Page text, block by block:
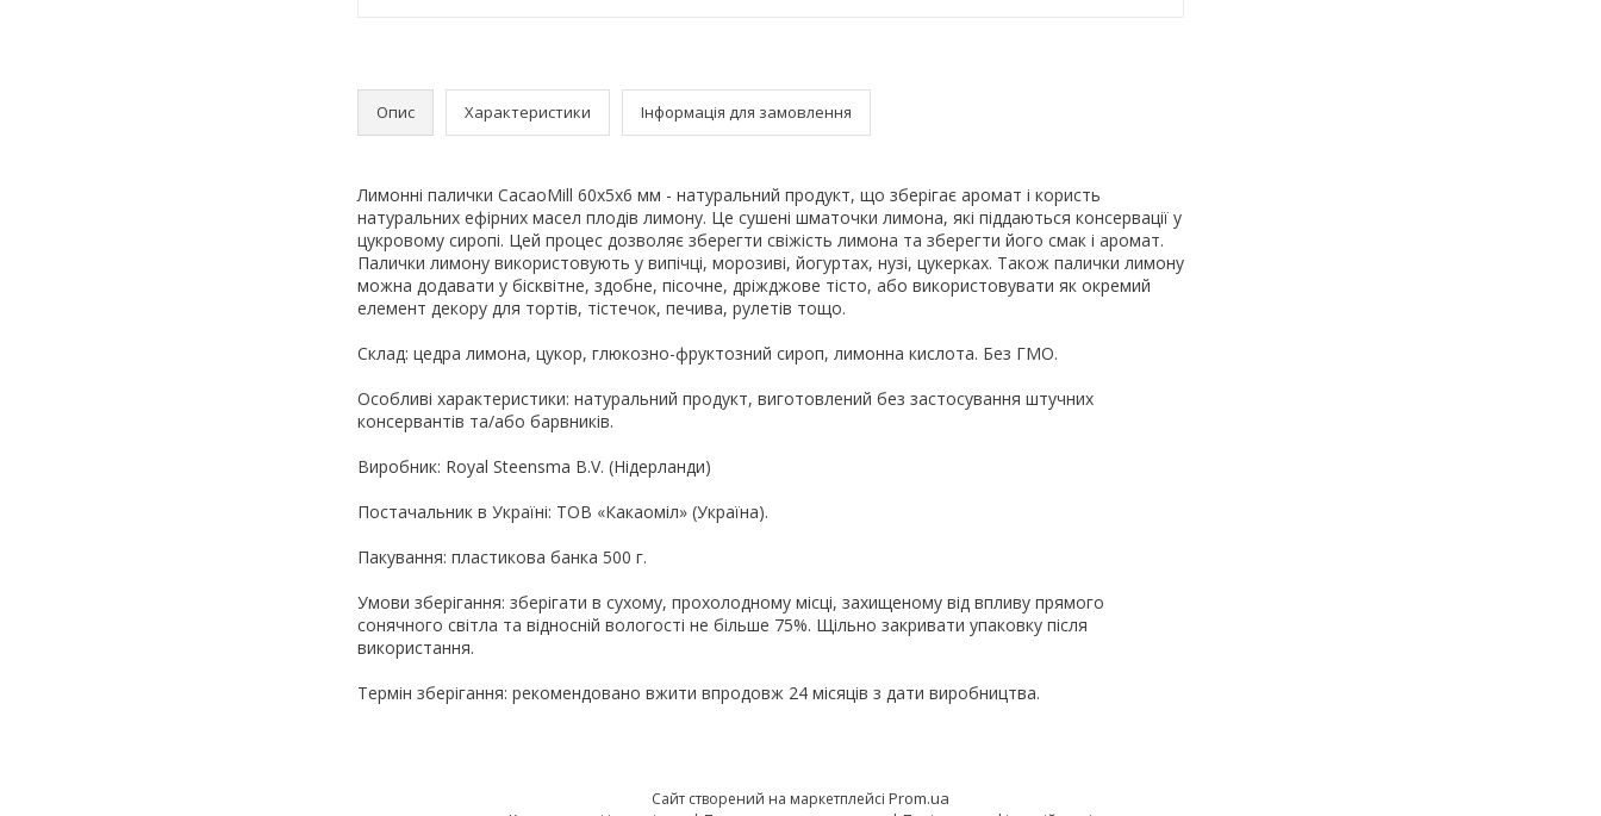
Опис Характеристики Інформація для замовлення
Лимонні палички CacaoMill 60х5х6 мм - натуральний продукт, що зберігає аромат і користь
натуральних ефірних масел плодів лимону. Це сушені шматочки лимона, які піддаються консервації у
цукровому сиропі. Цей процес дозволяє зберегти свіжість лимона та зберегти його смак і аромат.
Палички лимону використовують у випічці, морозиві, йогуртах, нузі, цукерках. Також палички лимону
можна додавати у бісквітне, здобне, пісочне, дріжджове тісто, або використовувати як окремий
елемент декору для тортів, тістечок, печива, рулетів тощо.
Склад: цедра лимона, цукор, глюкозно-фруктозний сироп, лимонна кислота. Без ГМО.
Особливі характеристики: натуральний продукт, виготовлений без застосування штучних
консервантів та/або барвників.
Виробник: Royal Steensma B.V. (Нідерланди)
Постачальник в Україні: ТОВ «Какаоміл» (Україна).
Пакування: пластикова банка 500 г.
Умови зберігання: зберігати в сухому, прохолодному місці, захищеному від впливу прямого
сонячного світла та відносній вологості не більше 75%. Щільно закривати упаковку після
використання.
Термін зберігання: рекомендовано вжити впродовж 24 місяців з дати виробництва.
Сайт створений на маркетплейсі Prom.ua